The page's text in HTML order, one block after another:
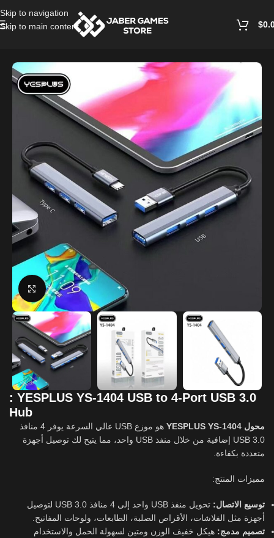
Skip to navigation
Skip to main content
$
Click to enlarge
: YESPLUS YS-1404 USB to 4-Port USB 3.0
Hub
محول YESPLUS YS-1404
هو موزع USB عالي السرعة يوفر 4 منافذ
USB 3.0 إضافية من خلال منفذ USB واحد، مما يتيح لك توصيل أجهزة
متعددة بكفاءة.
مميزات المنتج:
توسيع الاتصال:
تحويل منفذ USB واحد إلى 4 منافذ USB 3.0 لتوصيل
أجهزة مثل الفلاشات، الأقراص الصلبة، الطابعات، ولوحات المفاتيح.
تصميم مدمج: هيكل خفيف الوزن ومتين لسهولة الحمل والاستخدام